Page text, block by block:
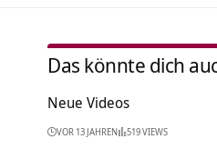
Das könnte dich
Neue Videos
VOR 13 JAHREN 519 VIEWS